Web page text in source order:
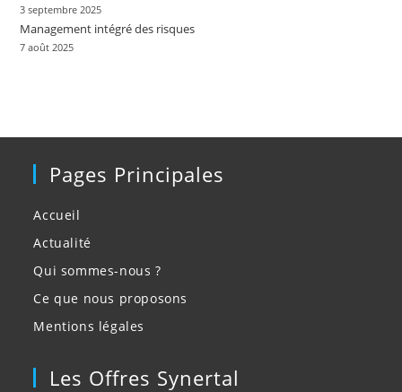
3 septembre 2025
Management intégré des risques
7 août 2025
Pages Principales
Accueil
Actualité
Qui sommes-nous ?
Ce que nous proposons
Mentions légales
Les Offres Synertal